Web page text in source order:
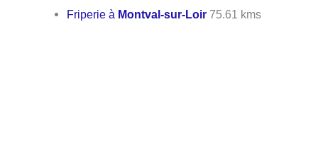
Friperie à Montval-sur-Loir 75.61 kms